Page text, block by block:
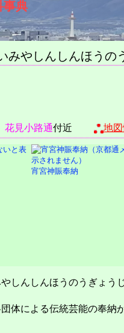
事典
みやしんしんほうの
花見小路通付近 地
宵宮神賑奉納
しんしんほうのうぎょうじ
体による伝統芸能の奉納